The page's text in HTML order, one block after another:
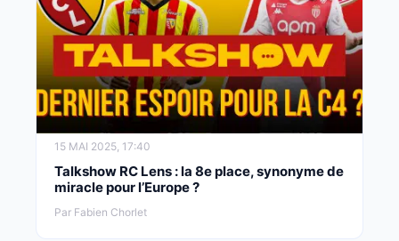
15 MAI 2025, 17:40
Talkshow RC Lens : la 8e place, synonyme de
miracle pour l’Europe ?
Par Fabien Chorlet